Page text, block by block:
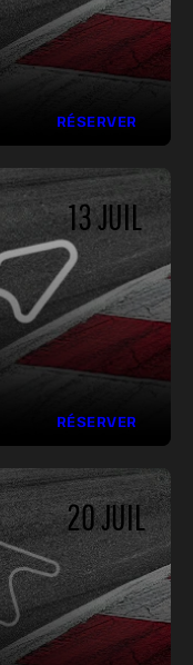
RÉSERVER
13 JUIL
RÉSERVER
20 JUIL